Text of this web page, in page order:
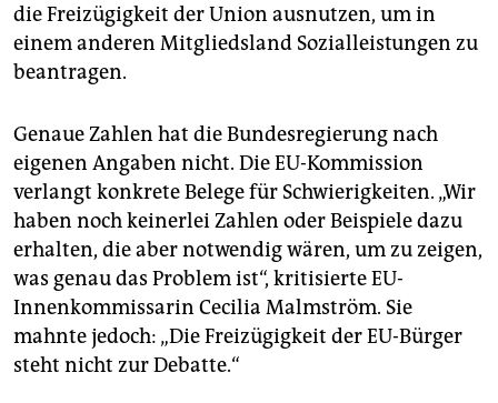
die Freizügigkeit der Union ausnutzen, um in
einem anderen Mitgliedsland Sozialleistungen zu
beantragen.
Genaue Zahlen hat die Bundesregierung nach
eigenen Angaben nicht. Die EU-Kommission
verlangt konkrete Belege für Schwierigkeiten. „Wir
haben noch keinerlei Zahlen oder Beispiele dazu
erhalten, die aber notwendig wären, um zu zeigen,
was genau das Problem ist“, kritisierte EU-
Innenkommissarin Cecilia Malmström. Sie
mahnte jedoch: „Die Freizügigkeit der EU-Bürger
steht nicht zur Debatte.“